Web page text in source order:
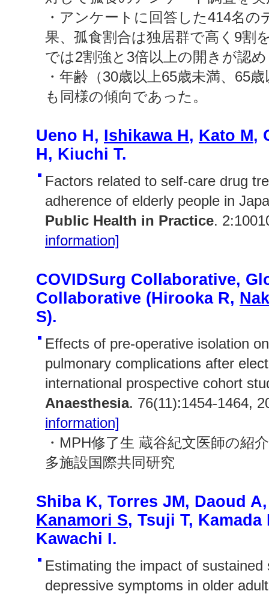
・アンケートに回答した414名
果、孤食割合は独居群で高く9割
では2割強と3倍以上の開きが認
・年齢（30歳以上65歳未満、65
も同様の傾向であった。
Ueno H, Ishikawa H, Kato M,
H, Kiuchi T.
Factors related to self-care drug
adherence of elderly people in
Public Health in Practice.
information]
COVIDSurg Collaborative,
Collaborative (Hirooka R,
S).
Effects of pre-operative isolation
pulmonary complications after
international prospective cohort
Anaesthesia. 76(11):1454-1464,
information]
・MPH修了生 蔵谷紀文医師の紹
多施設国際共同研究
Shiba K, Torres JM, Daoud
Kanamori S, Tsuji T,
Kawachi I.
Estimating the impact of sustained
depressive symptoms in older